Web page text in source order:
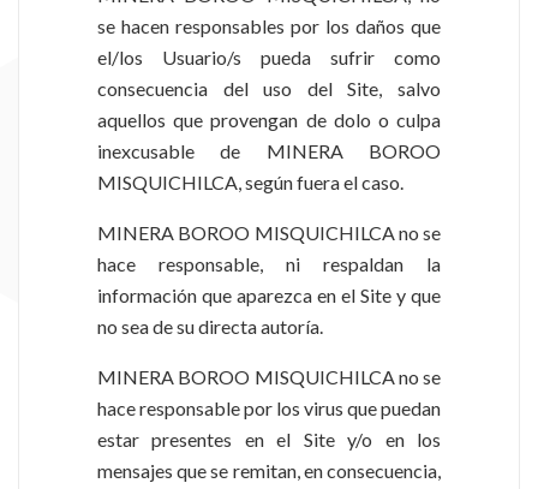
se hacen responsables por los daños que
el/los Usuario/s pueda sufrir como
consecuencia del uso del Site, salvo
aquellos que provengan de dolo o culpa
inexcusable de MINERA BOROO
MISQUICHILCA, según fuera el caso.
MINERA BOROO MISQUICHILCA no se
hace responsable, ni respaldan la
información que aparezca en el Site y que
no sea de su directa autoría.
MINERA BOROO MISQUICHILCA no se
hace responsable por los virus que puedan
estar presentes en el Site y/o en los
mensajes que se remitan, en consecuencia,